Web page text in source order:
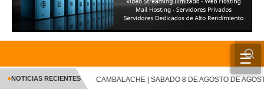
☰
INICIO
●NOTICIAS RECIENTES CAMBALACHE | SABADO 8 DE AGOSTO DE